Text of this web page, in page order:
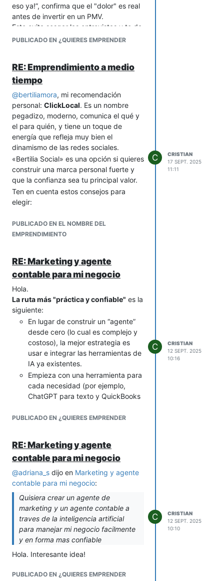
2- Nombres enfocados en la sencillez
y la gamificación
Estos nombres son amigables,
dinámicos y sugieren un control
de dirección positivo y control para
reorientar las finanzas. Es corto y
dinámico.
Level Up(o Level Up Finance): Una
referencia directa a lagamificación
y la mejora constante. Es moderno
y muy Gen Z.
Vibe Check(o Vibe Money): Un
término moderno que sugiere
revisar el "estado de ánimo" o
salud de tus finanzas.
3- Nombres con un toque futurista y
de solución
Ideales para un producto que utiliza un
hábitos financieros automáticos.
NEXO(o NEXUS): Implica la
fuerte.
Flow
fluido y sin estrés del dinero. Es
muy apto para un ícono.
¿Mi recomendación?
Considera un nombre de dos sílabas
que combine tecnología con
comodidad. Diría que estos son los
mejores:
Zento Pivot(minimalista y control)
gamificado)
eso ya!”, confirma que el "dolor" es real
antes de invertir en un PMV.
Esto evita sesgar las entrevistas y te da
claridad desde el día uno.
PUBLICADO EN ¿QUIERES EMPRENDER
RE: Emprendimiento a medio
tiempo
@bertiliamora, mi recomendación
personal: ClickLocal. Es un nombre
pegadizo, moderno, comunica el qué y
el para quién, y tiene un toque de
energía que refleja muy bien el
dinamismo de las redes sociales.
«Bertilia Social» es una opción si quieres
construir una marca personal fuerte y
que la confianza sea tu principal valor.
Ten en cuenta estos consejos para
elegir:
enamorarte de uno, fíjate si el
nombre de usuario está libre en
dominio web (.com, .cl, .com.ar,
etc.) está disponible.
Pronúncialo en voz alta: ¿Suena
recordar?
Pide opiniones: Consulta con
amigos o potenciales clientes cuál
les genera mejor sensación.
¡Muchísimo éxito con tu
emprendimiento! Es un mercado con
muchísima demanda.
PUBLICADO EN EL NOMBRE DEL
EMPRENDIMIENTO
C
CRISTIAN
17 SEPT. 2025
11:11
RE: Marketing y agente
contable para mi negocio
Hola.
La ruta más "práctica y confiable" es la
siguiente:
En lugar de construir un “agente”
desde cero (lo cual es complejo y
costoso), la mejor estrategia es
usar e integrar las herramientas de
IA ya existentes.
Empieza con una herramienta para
cada necesidad (por ejemplo,
ChatGPT para texto y QuickBooks
A medida que las dominas, puedes
(por ejemplo, usar Zapier o
Make.com) para que trabajen de
forma más automática, creando tu
propio “agente” personalizado que
maneje tu negocio de manera más
Es cuestión de probar...
PUBLICADO EN ¿QUIERES EMPRENDER
C
CRISTIAN
12 SEPT. 2025
10:16
RE: Marketing y agente
contable para mi negocio
@adriana_s dijo en Marketing y agente
contable para mi negocio:
Quisiera crear un agente de
marketing y un agente contable a
traves de la inteligencia artificial
para manejar mi negocio facilmente
y en forma mas confiable
Hola. Interesante idea!
PUBLICADO EN ¿QUIERES EMPRENDER
C
CRISTIAN
12 SEPT. 2025
10:10